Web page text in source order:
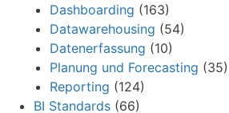
Dashboarding (163)
Datawarehousing (54)
Datenerfassung (10)
Planung und Forecasting (35)
Reporting (124)
BI Standards (66)